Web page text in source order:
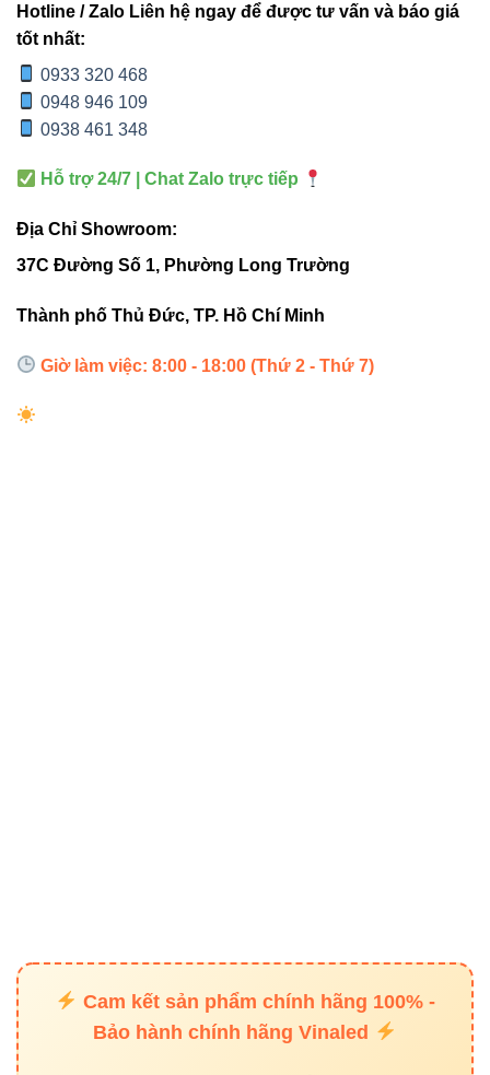
điểm nhấn chuyên nghiệp.
Thông tin liên hệ
Phone/Zalo:
0933 320 468 – 0948 946 109 – 0938 461
Địa chỉ:37C, Đường Số 1, Phường Long Trường,
TP. Thủ Đức, TP. Hồ Chí Minh
Hotline / Zalo Liên hệ ngay để được tư vấn và báo giá
tốt nhất:
0933 320 468
0948 946 109
0938 461 348
Hỗ trợ 24/7 | Chat Zalo trực tiếp
Địa Chỉ Showroom:
37C Đường Số 1, Phường Long Trường
Thành phố Thủ Đức, TP. Hồ Chí Minh
Giờ làm việc: 8:00 - 18:00 (Thứ 2 - Thứ 7)
Cam kết sản phẩm chính hãng 100% -
Bảo hành chính hãng Vinaled